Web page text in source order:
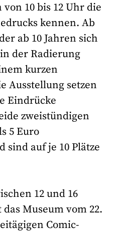
10 bis 12 Uhr die
kennen. Ab
ab 10 Jahren sich
der Radierung
kurzen
Ausstellung setzen
Eindrücke
zweistündigen
5 Euro
auf je 10 Plätze
12 und 16
Museum vom 22.
Comic-